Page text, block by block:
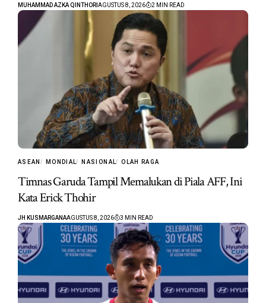
MUHAMMAD AZKA QINTHORI AGUSTUS 8, 2026 2 MIN READ
ASEAN MONDIAL NASIONAL OLAH RAGA
Timnas Garuda Tampil Memalukan di Piala AFF, Ini
Kata Erick Thohir
JH KUSMARGANAAGUSTUS 8, 2026 3 MIN READ